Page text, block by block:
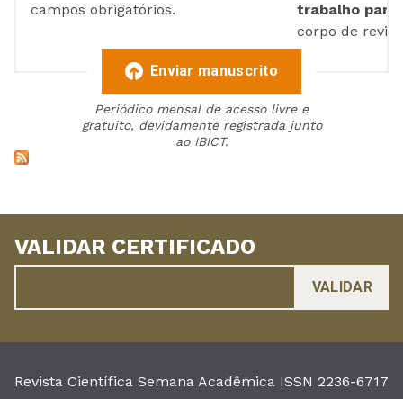
campos obrigatórios.
trabalho para
corpo de
Enviar manuscrito
Periódico mensal de acesso livre e
gratuito, devidamente registrada junto
ao IBICT.
VALIDAR CERTIFICADO
Revista Científica Semana Acadêmica ISSN 2236-6717